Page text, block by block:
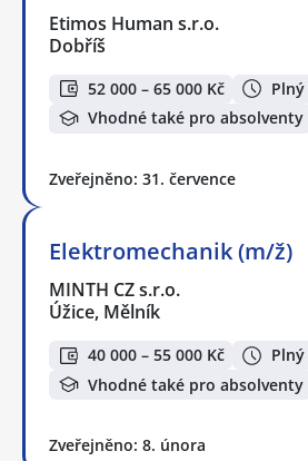
Etimos Human s.r.o.
Dobříš
52 000 – 65 000 Kč
Vhodné také pro absolventy
Zveřejněno: 31. července
Elektromechanik (m/ž)
MINTH CZ s.r.o.
Úžice, Mělník
40 000 – 55 000 Kč
Vhodné také pro absolventy
Zveřejněno: 8. února